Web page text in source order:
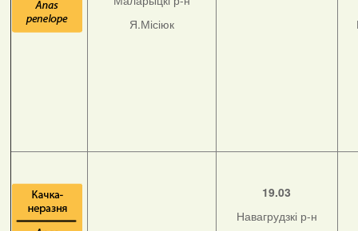
Я.Місіюк
19.03
Навагрудзкі р-н